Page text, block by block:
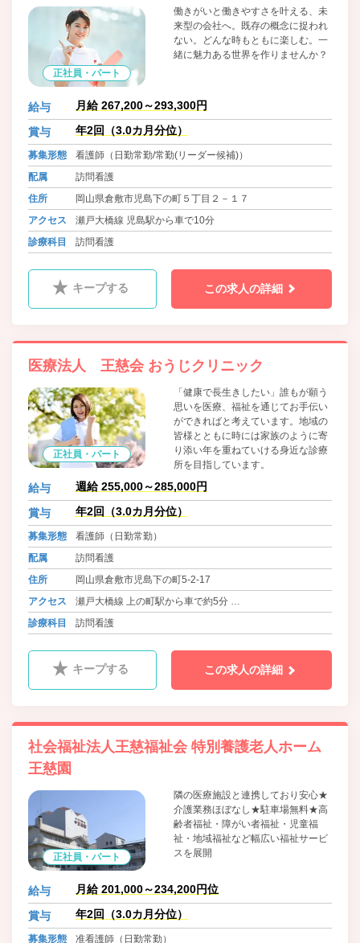
正社員・パート
働きがいと働きやすさを叶える、未
来型の会社へ。既存の概念に捉われ
ない。どんな時もともに楽しむ。一
緒に魅力ある世界を作りませんか？
給与 月給 267,200～293,300円
賞与 年2回（3.0カ月分位）
募集形態
看護師（日勤常勤/常勤(リーダー候補)）
配属
訪問看護
住所
岡山県倉敷市児島下の町５丁目２－１７
アクセス
瀬戸大橋線 児島駅から車で10分
診療科目
訪問看護
キープする この求人の詳細
医療法人 王慈会 おうじクリニック
正社員・パート
「健康で長生きしたい」誰もが願う
思いを医療、福祉を通じてお手伝い
ができればと考えています。地域の
皆様とともに時には家族のように寄
り添い年を重ねていける身近な診療
所を目指しています。
給与 週給 255,000～285,000円
賞与 年2回（3.0カ月分位）
募集形態
看護師（日勤常勤）
配属
訪問看護
住所
岡山県倉敷市児島下の町5-2-17
アクセス
瀬戸大橋線 上の町駅から車で約5分
バス 下電バス 児島循環線ふれあい号 王慈園前 徒歩1分
診療科目 訪問看護
キープする この求人の詳細
社会福祉法人王慈福祉会 特別養護老人ホーム
王慈園
正社員・パート
隣の医療施設と連携しており安心★
介護業務ほぼなし★駐車場無料★高
齢者福祉・障がい者福祉・児童福
祉・地域福祉など幅広い福祉サービ
スを展開
給与 月給 201,000～234,200円位
賞与 年2回（3.0カ月分位）
募集形態 准看護師（日勤常勤）